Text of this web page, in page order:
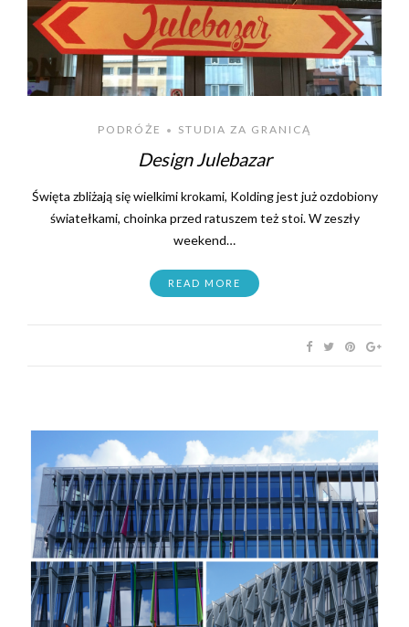
PODRÓŻE • STUDIA ZA GRANICĄ
Design Julebazar
Święta zbliżają się wielkimi krokami, Kolding jest już ozdobiony
światełkami, choinka przed ratuszem też stoi. W zeszły
weekend…
READ MORE